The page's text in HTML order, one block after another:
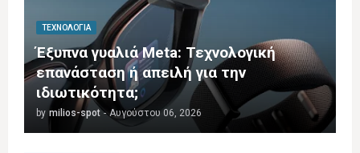
ΤΕΧΝΟΛΟΓΊΑ
Έξυπνα γυαλιά Meta: Τεχνολογική
επανάσταση ή απειλή για την
ιδιωτικότητα;
by milios-spot - Αυγούστου 06, 2026